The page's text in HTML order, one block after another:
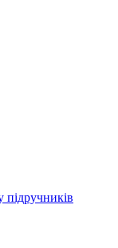
підручників